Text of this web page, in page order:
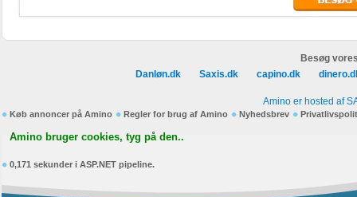
Besøg
Danløn.dk
Saxis.dk capino.dk
Amino er hosted af
Køb annoncer på Amino Regler for brug af Amino Nyhedsbrev
Amino bruger cookies, tyg på den..
0,171 sekunder i ASP.NET pipeline.